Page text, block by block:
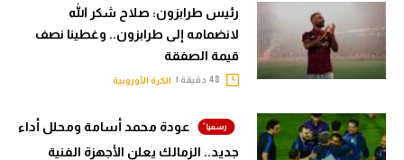
رئيس طرابزون: صلاح شكر الله
لانضمامه إلى طرابزون.. وغطينا نصف
قيمة الصفقة
الكرة الأوروبية
عودة محمد أسامة ومحلل أداء
جديد.. الزمالك يعلن الأجهزة الفنية